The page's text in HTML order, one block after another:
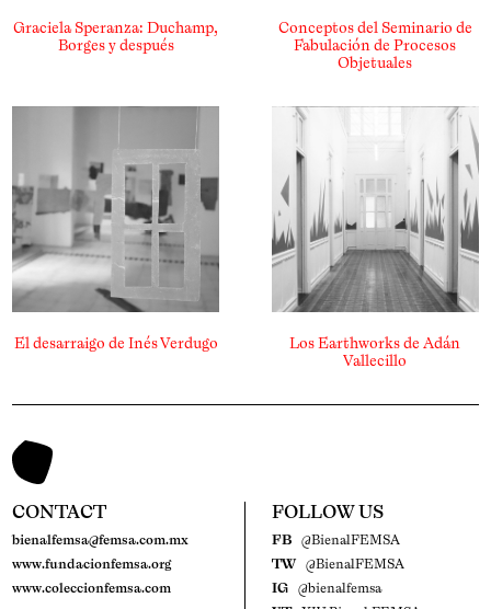
Graciela Speranza: Duchamp,
Borges y después
Conceptos del Seminario de
Fabulación de Procesos
Objetuales
El desarraigo de Inés Verdugo
Los Earthworks de Adán
Vallecillo
CONTACT
bienalfemsa@femsa.com.mx
www.fundacionfemsa.org
www.coleccionfemsa.com
FOLLOW US
FB @BienalFEMSA
TW @BienalFEMSA
IG @bienalfemsa